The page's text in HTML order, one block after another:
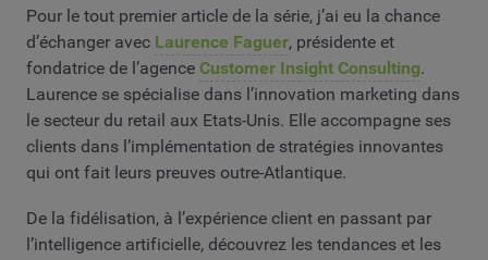
Pour le tout premier article de la série, j’ai eu la chance
d’échanger avec Laurence Faguer, présidente et
fondatrice de l’agence Customer Insight Consulting.
Laurence se spécialise dans l’innovation marketing dans
le secteur du retail aux Etats-Unis. Elle accompagne ses
clients dans l’implémentation de stratégies innovantes
qui ont fait leurs preuves outre-Atlantique.
De la fidélisation, à l’expérience client en passant par
l’intelligence artificielle, découvrez les tendances et les